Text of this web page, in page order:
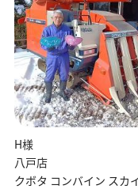
H様
八戸店
クボタ コンバイン スカ